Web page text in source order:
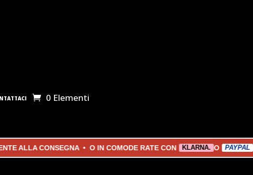
0 Elementi
CONSEGNA • O IN COMODE RATE CON KLARNA. O PAYPAL